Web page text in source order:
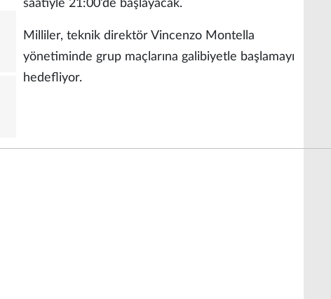
saatiyle 21:00’de başlayacak.
Milliler, teknik direktör Vincenzo Montella
yönetiminde grup maçlarına galibiyetle başlamayı
hedefliyor.